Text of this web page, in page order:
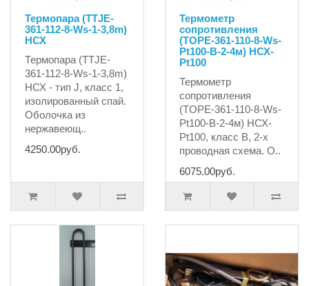
Термопара (TTJE-
361-112-8-Ws-1-3,8m)
НСХ
Термопара (TTJE-
361-112-8-Ws-1-3,8m)
НСХ - тип J, класс 1,
изолированный спай.
Оболочка из
нержавеющ..
4250.00руб.
Термометр
сопротивления
(TOPE-361-110-8-Ws-
Pt100-B-2-4м) НСХ-
Pt100
Термометр
сопротивления
(TOPE-361-110-8-Ws-
Pt100-B-2-4м) НСХ-
Pt100, класс B, 2-х
проводная схема. О..
6075.00руб.